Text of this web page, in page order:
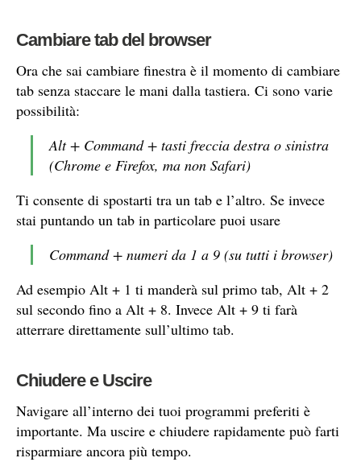
Cambiare tab del browser
Ora che sai cambiare finestra è il momento di cambiare
tab senza staccare le mani dalla tastiera. Ci sono varie
possibilità:
Alt + Command + tasti freccia destra o sinistra
(Chrome e Firefox, ma non Safari)
Ti consente di spostarti tra un tab e l’altro. Se invece
stai puntando un tab in particolare puoi usare
Command + numeri da 1 a 9 (su tutti i browser)
Ad esempio Alt + 1 ti manderà sul primo tab, Alt + 2
sul secondo fino a Alt + 8. Invece Alt + 9 ti farà
atterrare direttamente sull’ultimo tab.
Chiudere e Uscire
Navigare all’interno dei tuoi programmi preferiti è
importante. Ma uscire e chiudere rapidamente può farti
risparmiare ancora più tempo.